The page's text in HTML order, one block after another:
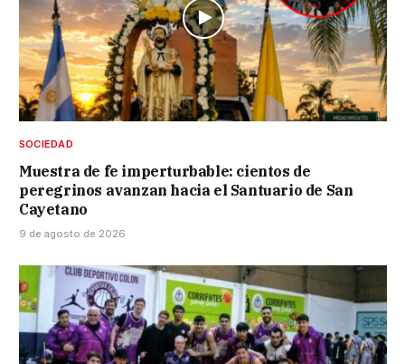
SOCIEDAD
Muestra de fe imperturbable: cientos de
peregrinos avanzan hacia el Santuario de San
Cayetano
9 de agosto de 2026